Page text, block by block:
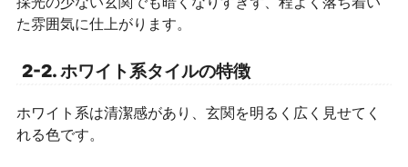
た雰囲気に仕上がります。
2-2. ホワイト系タイルの特徴
ホワイト系は清潔感があり、玄関を明るく広く見せてく
れる色です。